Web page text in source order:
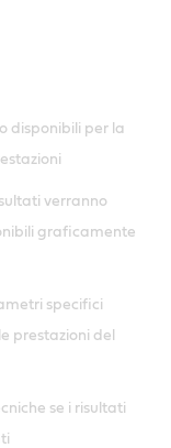
disponibili per la
verranno
graficamente
specifici
prestazioni del
se i risultati